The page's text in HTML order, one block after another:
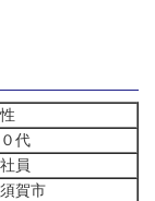
代
員
賀市